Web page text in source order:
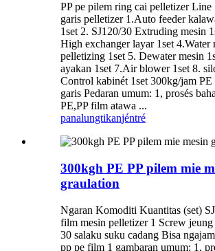
PP pe pilem ring cai pelletizer Line
garis pelletizer 1.Auto feeder
1set 2. SJ120/30 Extruding mesin
High exchanger layar 1set 4.Water
pelletizing 1set 5. Dewater mesin
ayakan 1set 7.Air blower 1set 8.
Control kabinét 1set 300kg/jam PE
garis Pedaran umum: 1, prosés
PE,PP film atawa ...
panalungtikanjéntré
300kgh PE PP pilem mie
graulation
Ngaran Komoditi Kuantitas (set)
film mesin pelletizer 1 Screw
30 salaku suku cadang Bisa
pp pe film 1 gambaran umum: 1,